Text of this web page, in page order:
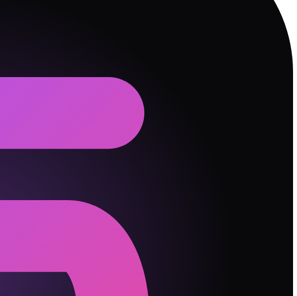
动表达，对方会充电一整天。
外重要。